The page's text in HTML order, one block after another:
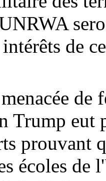
de
de
eut
prouvant
écoles